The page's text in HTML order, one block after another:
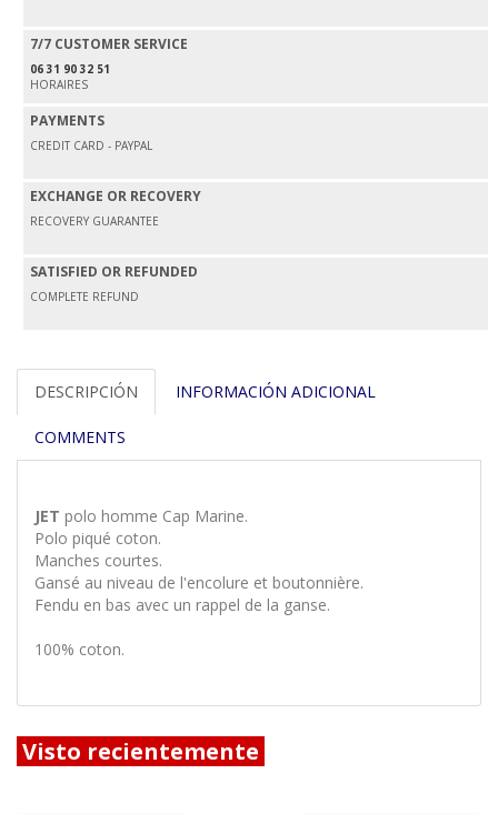
7/7 CUSTOMER SERVICE
06 31 90 32 51
HORAIRES
PAYMENTS
CREDIT CARD - PAYPAL
EXCHANGE OR RECOVERY
RECOVERY GUARANTEE
SATISFIED OR REFUNDED
COMPLETE REFUND
DESCRIPCIÓN INFORMACIÓN ADICIONAL
COMMENTS
JET polo homme Cap Marine.
Polo piqué coton.
Manches courtes.
Gansé au niveau de l'encolure et boutonnière.
Fendu en bas avec un rappel de la ganse.
100% coton.
Visto recientemente